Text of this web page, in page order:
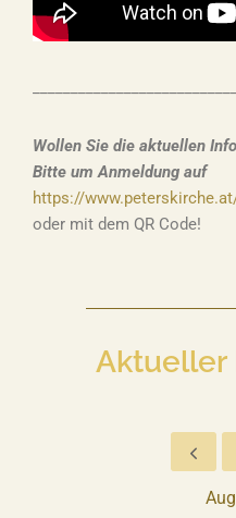
Wollen Sie die aktuellen
Bitte um Anmeldung auf
https://
oder mit dem QR Code!
Aktueller